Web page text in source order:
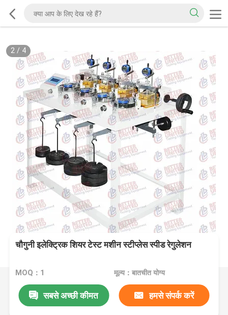
2/ 4
चौगुनी इलेक्ट्रिक शियर टेस्ट मशीन स्टीप्लेस स्पीड रेगुलेशन
MOQ：1 मूल्य：बातचीत योग्य
सबसे अच्छी कीमत हमसे संपर्क करें